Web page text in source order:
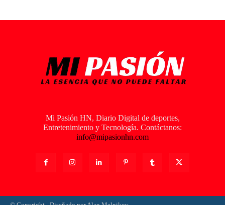
Mi Pasión HN, Diario Digital de deportes,
Entretenimiento y Tecnología. Contáctanos:
info@mipasionhn.com